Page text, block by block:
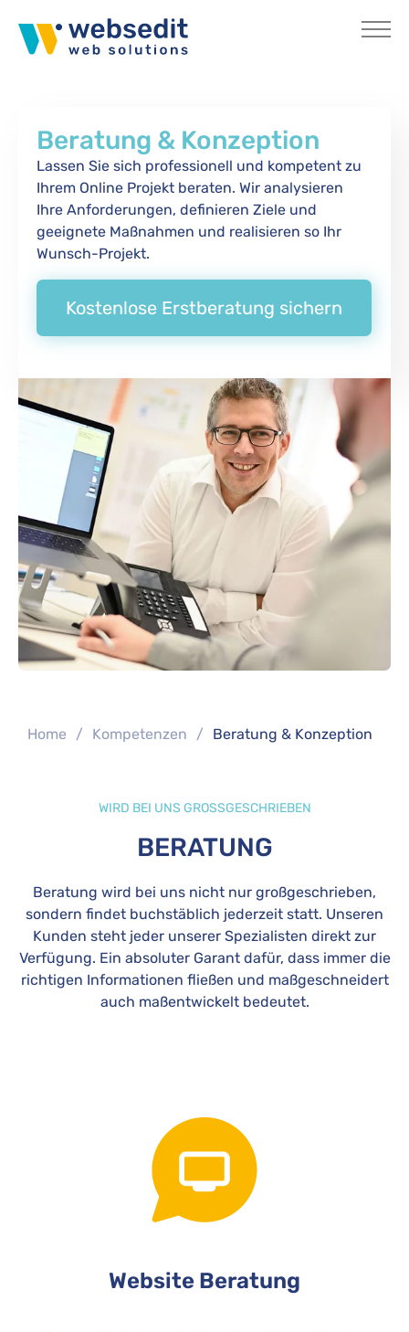
Beratung & Konzeption
Lassen Sie sich professionell und kompetent zu
Ihrem Online Projekt beraten. Wir analysieren
Ihre Anforderungen, definieren Ziele und
geeignete Maßnahmen und realisieren so Ihr
Wunsch-Projekt.
Kostenlose Erstberatung sichern
You are here:
Home Kompetenzen Beratung & Konzeption
BERATUNG
WIRD BEI UNS GROSSGESCHRIEBEN
Beratung wird bei uns nicht nur großgeschrieben,
sondern findet buchstäblich jederzeit statt. Unseren
Kunden steht jeder unserer Spezialisten direkt zur
Verfügung. Ein absoluter Garant dafür, dass immer die
richtigen Informationen fließen und maßgeschneidert
auch maßentwickelt bedeutet.
Website Beratung